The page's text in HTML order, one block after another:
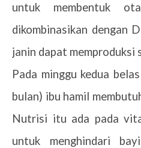
untuk membentuk
dikombinasikan dengan
janin dapat memproduksi
Pada minggu kedua
bulan) ibu hamil
Nutrisi itu ada pada
untuk menghindari